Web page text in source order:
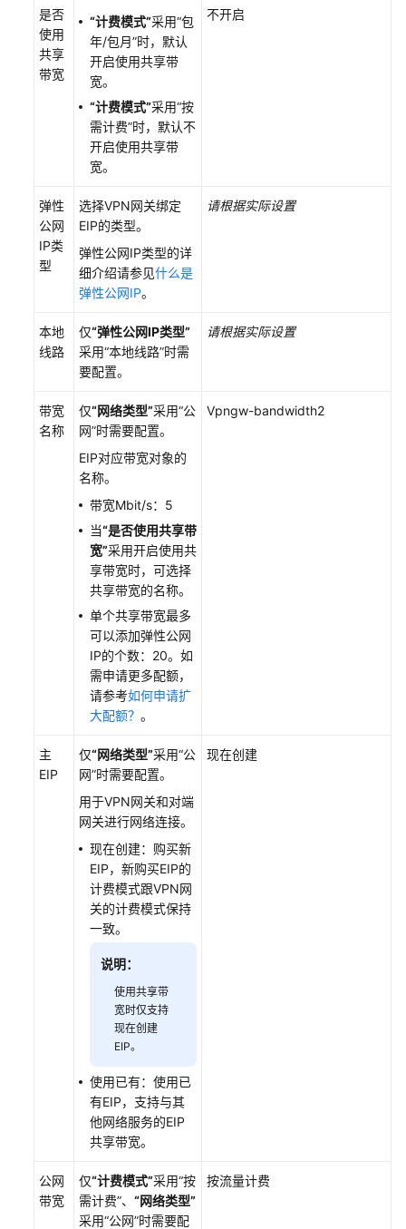
是否
使用
共享
带宽
“计费模式”采用“包
年/包月”时，默认
开启使用共享带
宽。
“计费模式”采用“按
需计费”时，默认不
开启使用共享带
宽。
不开启
弹性
公网
IP类
型
选择VPN网关绑定
EIP的类型。
弹性公网IP类型的详
细介绍请参见什么是
弹性公网IP。
请根据实际设置
本地
线路
仅“弹性公网IP类型”
采用“本地线路”时需
要配置。
请根据实际设置
带宽
名称
仅“网络类型”采用“公
网”时需要配置。
EIP对应带宽对象的
名称。
带宽Mbit/s：5
当“是否使用共享带
宽”采用开启使用共
享带宽时，可选择
共享带宽的名称。
单个共享带宽最多
可以添加弹性公网
IP的个数：20。如
需申请更多配额，
请参考如何申请扩
大配额？ 。
Vpngw-bandwidth2
主
EIP
仅“网络类型”采用“公
网”时需要配置。
用于VPN网关和对端
网关进行网络连接。
现在创建：购买新
EIP，新购买EIP的
计费模式跟VPN网
关的计费模式保持
一致。
说明：
使用共享带
宽时仅支持
现在创建
EIP。
使用已有：使用已
有EIP，支持与其
他网络服务的EIP
共享带宽。
现在创建
公网
带宽
仅“计费模式”采用“按
需计费”、 “网络类型”
采用“公网”时需要配
按流量计费